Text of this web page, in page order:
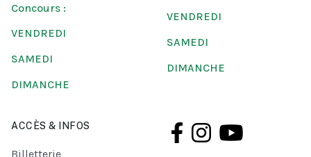
Concours :
VENDREDI
SAMEDI
DIMANCHE
VENDREDI
SAMEDI
DIMANCHE
ACCÈS & INFOS
Billetterie